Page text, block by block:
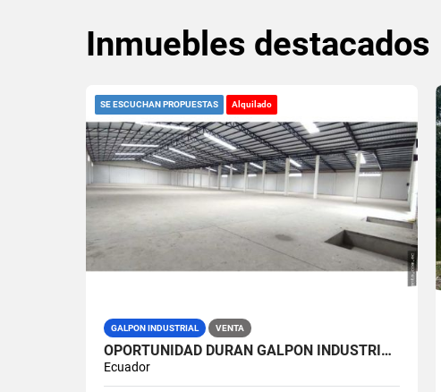
Inmuebles destacados
SE ESCUCHAN PROPUESTAS Alquilado
GALPON INDUSTRIAL VENTA
OPORTUNIDAD DURAN GALPON INDUSTRIAL EN VENTA LAS BRISAS
Ecuador